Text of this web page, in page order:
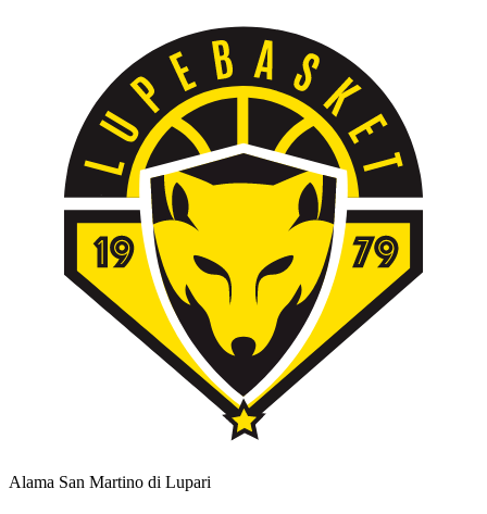
Alama San Martino di Lupari